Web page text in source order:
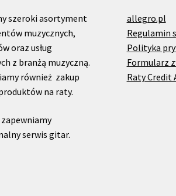
szeroki asortyment
muzycznych,
oraz usług
z branżą muzyczną.
również zakup
na raty.
serwis gitar.
allegro.pl
Regulamin
Polityka
Formularz
Raty Credit